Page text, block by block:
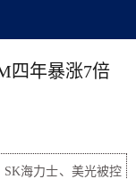
四年暴涨7倍
海力士、美光被控